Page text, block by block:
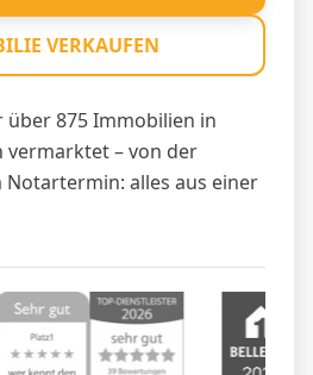
über 875 Immobilien in
– von der
alles aus einer
VERKAUFEN